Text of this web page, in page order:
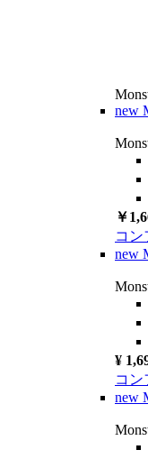
new
￥
コン
new
¥
コン
new